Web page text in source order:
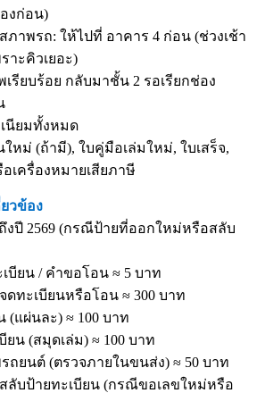
งก่อน)
ภาพรถ: ให้ไปที่ อาคาร 4 ก่อน (ช่วงเช้า
าะคิวเยอะ)
เรียบร้อย กลับมาชั้น 2 รอเรียกช่อง
นียมทั้งหมด
ใหม่ (ถ้ามี), ใบคู่มือเล่มใหม่, ใบเสร็จ,
เครื่องหมายเสียภาษี
วข้อง
งปี 2569 (กรณีป้ายที่ออกใหม่หรือสลับ
บียน / คำขอโอน ≈ 5 บาท
ดทะเบียนหรือโอน ≈ 300 บาท
(แผ่นละ) ≈ 100 บาท
ยน (สมุดเล่ม) ≈ 100 บาท
ถยนต์ (ตรวจภายในขนส่ง) ≈ 50 บาท
ลับป้ายทะเบียน (กรณีขอเลขใหม่หรือ